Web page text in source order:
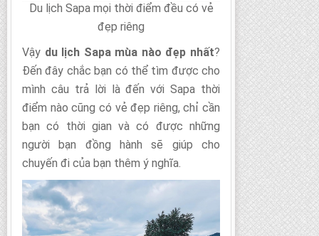
Du lịch Sapa mọi thời điểm đều có vẻ
đẹp riêng
Vậy du lịch Sapa mùa nào đẹp nhất?
Đến đây chắc bạn có thể tìm được cho
mình câu trả lời là đến với Sapa thời
điểm nào cũng có vẻ đẹp riêng, chỉ cần
bạn có thời gian và có được những
người bạn đồng hành sẽ giúp cho
chuyến đi của bạn thêm ý nghĩa.